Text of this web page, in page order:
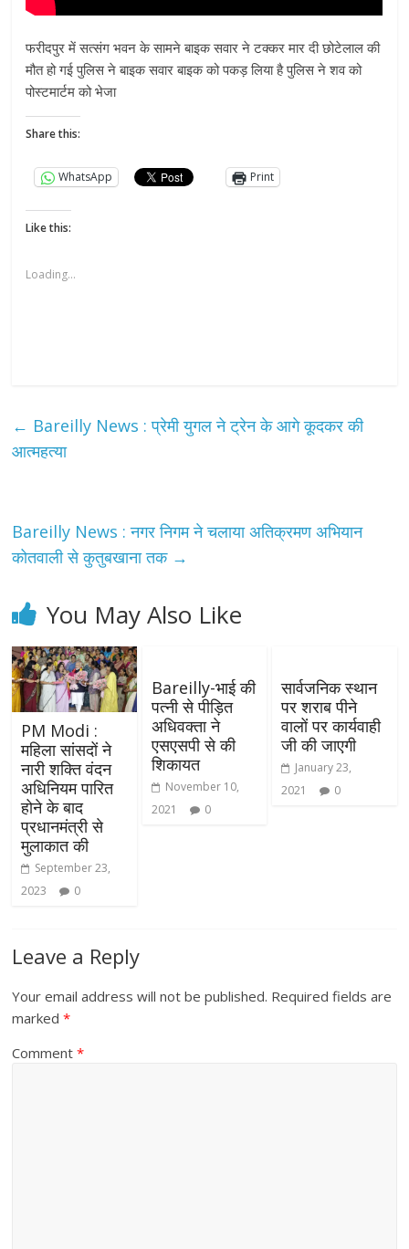
फरीदपुर में सत्संग भवन के सामने बाइक सवार ने टक्कर मार दी छोटेलाल की
मौत हो गई पुलिस ने बाइक सवार बाइक को पकड़ लिया है पुलिस ने शव को
पोस्टमार्टम को भेजा
Share this:
WhatsApp Print
Like this:
Loading...
← Bareilly News : प्रेमी युगल ने ट्रेन के आगे कूदकर की
आत्महत्या
Bareilly News : नगर निगम ने चलाया अतिक्रमण अभियान
कोतवाली से कुतुबखाना तक →
You May Also Like
PM Modi :
महिला सांसदों ने
नारी शक्ति वंदन
अधिनियम पारित
होने के बाद
प्रधानमंत्री से
मुलाकात की
September 23,
2023
0
Bareilly-भाई की
पत्नी से पीड़ित
अधिवक्ता ने
एसएसपी से की
शिकायत
November 10,
2021
0
सार्वजनिक स्थान
पर शराब पीने
वालों पर कार्यवाही
जी की जाएगी
January 23,
2021
0
Leave a Reply
Your email address will not be published. Required fields are
marked*
Comment*